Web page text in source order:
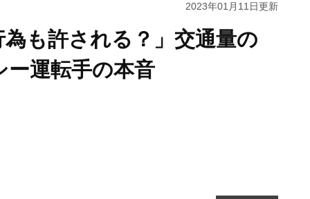
2023年01月11日更新
も許される？」交通量の
運転手の本音